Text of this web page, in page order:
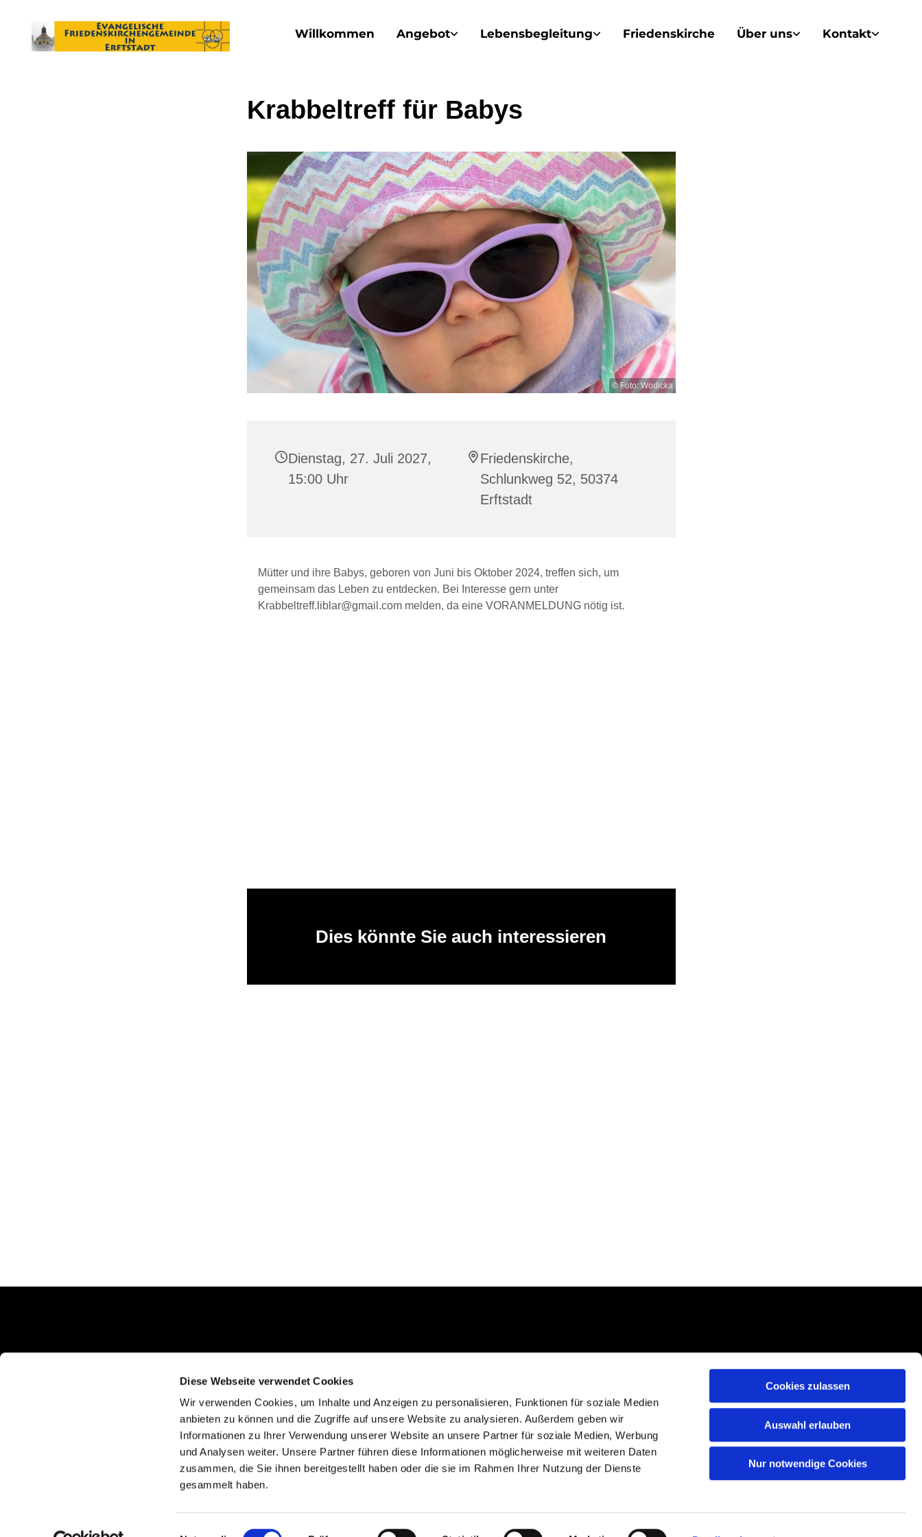
Diese Webseite verwendet Cookies
Wir verwenden Cookies, um Inhalte und Anzeigen zu personalisieren, Funktionen für soziale Medien
anbieten zu können und die Zugriffe auf unsere Website zu analysieren. Außerdem geben wir
Informationen zu Ihrer Verwendung unserer Website an unsere Partner für soziale Medien, Werbung
und Analysen weiter. Unsere Partner führen diese Informationen möglicherweise mit weiteren Daten
zusammen, die Sie ihnen bereitgestellt haben oder die sie im Rahmen Ihrer Nutzung der Dienste
gesammelt haben.
Einwilligungsauswahl
Cookies zulassen
Auswahl erlauben
Nur notwendige Cookies
Willkommen Angebot Lebensbegleitung Friedenskirche Über uns Kontakt
Krabbeltreff für Babys
© Foto: Wodicka
Dienstag, 27. Juli 2027,
15:00 Uhr
Friedenskirche,
Schlunkweg 52, 50374
Erftstadt
Mütter und ihre Babys, geboren von Juni bis Oktober 2024, treffen sich, um
gemeinsam das Leben zu entdecken. Bei Interesse gern unter
Krabbeltreff.liblar@gmail.com melden, da eine VORANMELDUNG nötig ist.
Dies könnte Sie auch interessieren
Erftstadt, NRW 50374
02235 923130
gemeinde@efkgie.de